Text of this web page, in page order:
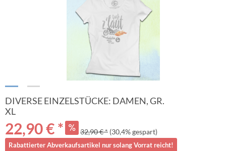
DIVERSE EINZELSTÜCKE: DAMEN, GR.
XL
22,90 € * 32,90 € * (30,4% gespart)
Rabattierter Abverkaufsartikel nur solang Vorrat reicht!